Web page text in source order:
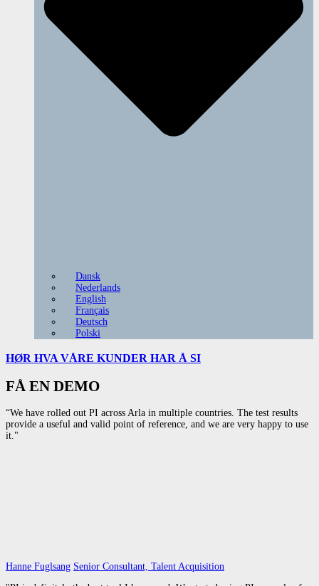
Dansk
Nederlands
English
Français
Deutsch
Polski
HØR HVA VÅRE KUNDER HAR Å SI
FÅ EN DEMO
“We have rolled out PI across Arla in multiple countries. The test results
provide a useful and valid point of reference, and we are very happy to use
it."
Hanne Fuglsang Senior Consultant, Talent Acquisition